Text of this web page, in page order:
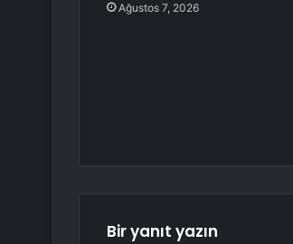
Ağustos 7, 2026
Bir yanıt yazın